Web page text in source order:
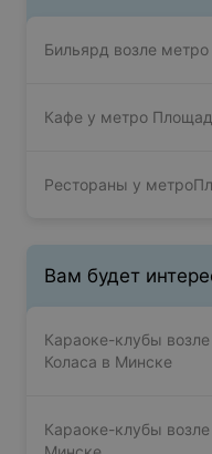
Бильярд возле
Кафе у метро
Рестораны у
Вам будет
Караоке-клубы
Коласа в Минске
Караоке-клубы